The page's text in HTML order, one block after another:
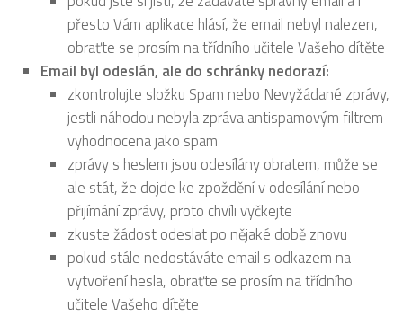
přesto Vám aplikace hlásí, že email nebyl nalezen,
obraťte se prosím na třídního učitele Vašeho dítěte
Email byl odeslán, ale do schránky nedorazí:
zkontrolujte složku Spam nebo Nevyžádané zprávy,
jestli náhodou nebyla zpráva antispamovým filtrem
vyhodnocena jako spam
zprávy s heslem jsou odesílány obratem, může se
ale stát, že dojde ke zpoždění v odesílání nebo
přijímání zprávy, proto chvíli vyčkejte
zkuste žádost odeslat po nějaké době znovu
pokud stále nedostáváte email s odkazem na
vytvoření hesla, obraťte se prosím na třídního
učitele Vašeho dítěte